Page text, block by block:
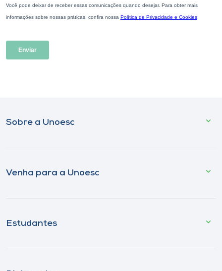
Sobre a Unoesc
Venha para a Unoesc
Estudantes